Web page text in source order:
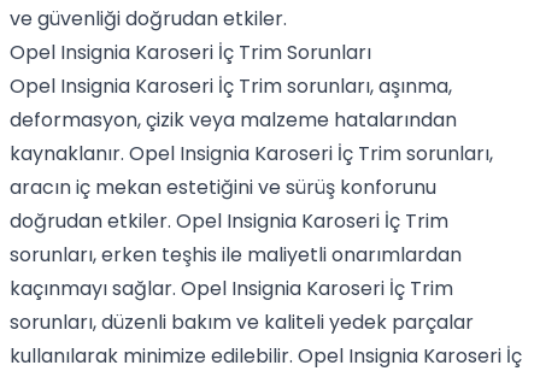
ve güvenliği doğrudan etkiler.
Opel Insignia Karoseri İç Trim Sorunları
Opel Insignia Karoseri İç Trim sorunları, aşınma,
deformasyon, çizik veya malzeme hatalarından
kaynaklanır. Opel Insignia Karoseri İç Trim sorunları,
aracın iç mekan estetiğini ve sürüş konforunu
doğrudan etkiler. Opel Insignia Karoseri İç Trim
sorunları, erken teşhis ile maliyetli onarımlardan
kaçınmayı sağlar. Opel Insignia Karoseri İç Trim
sorunları, düzenli bakım ve kaliteli yedek parçalar
kullanılarak minimize edilebilir. Opel Insignia Karoseri İç